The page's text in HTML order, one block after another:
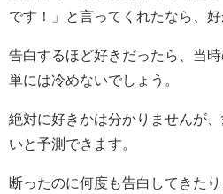
です！」と言ってくれたなら、好
告白するほど好きだったら、当
単には冷めないでしょう。
絶対に好きかは分かりませんが
いと予測できます。
断ったのに何度も告白してきた